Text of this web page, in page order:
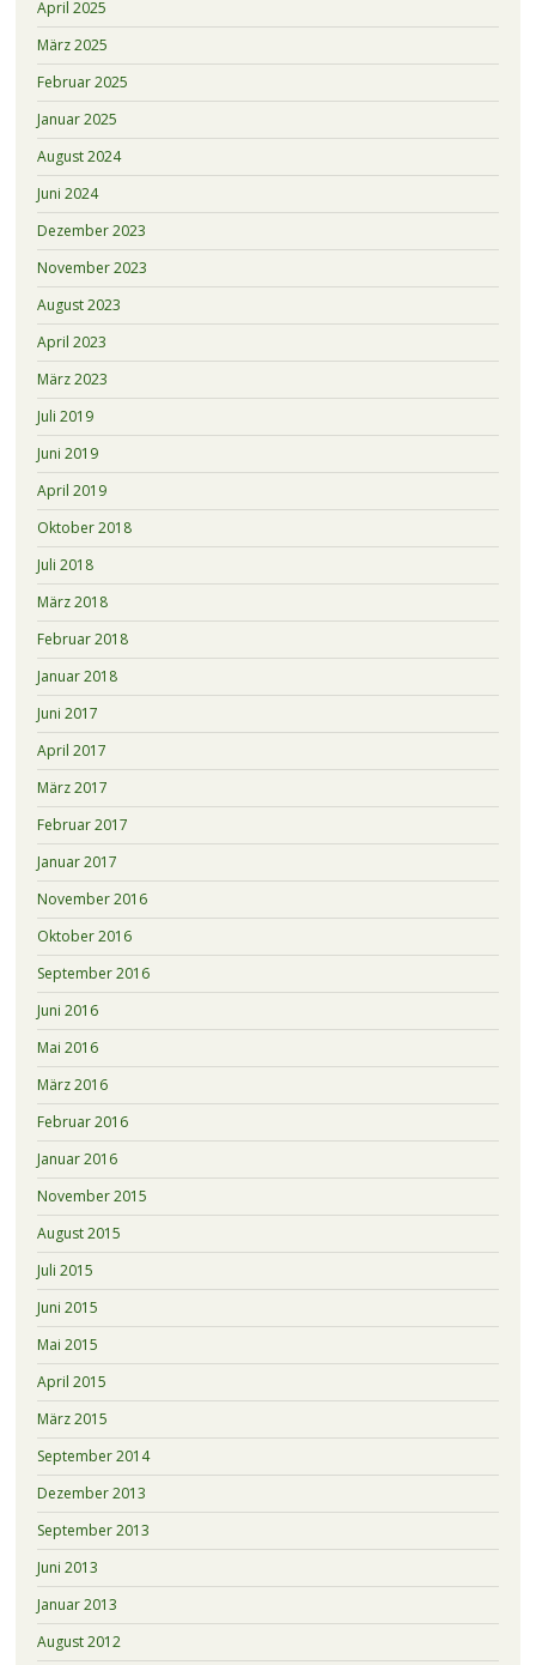
April 2025
März 2025
Februar 2025
Januar 2025
August 2024
Juni 2024
Dezember 2023
November 2023
August 2023
April 2023
März 2023
Juli 2019
Juni 2019
April 2019
Oktober 2018
Juli 2018
März 2018
Februar 2018
Januar 2018
Juni 2017
April 2017
März 2017
Februar 2017
Januar 2017
November 2016
Oktober 2016
September 2016
Juni 2016
Mai 2016
März 2016
Februar 2016
Januar 2016
November 2015
August 2015
Juli 2015
Juni 2015
Mai 2015
April 2015
März 2015
September 2014
Dezember 2013
September 2013
Juni 2013
Januar 2013
August 2012